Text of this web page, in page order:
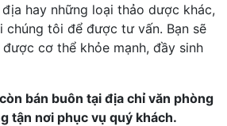
hay những loại thảo dược khác,
chúng tôi để được tư vấn. Bạn sẽ
cơ thể khỏe mạnh, đầy sinh
bán buôn tại địa chỉ văn phòng
tận nơi phục vụ quý khách.